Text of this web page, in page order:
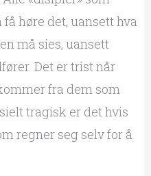
høre det, uansett hva
må sies, uansett
Det er trist når
fra dem som
tragisk er det hvis
regner seg selv for å